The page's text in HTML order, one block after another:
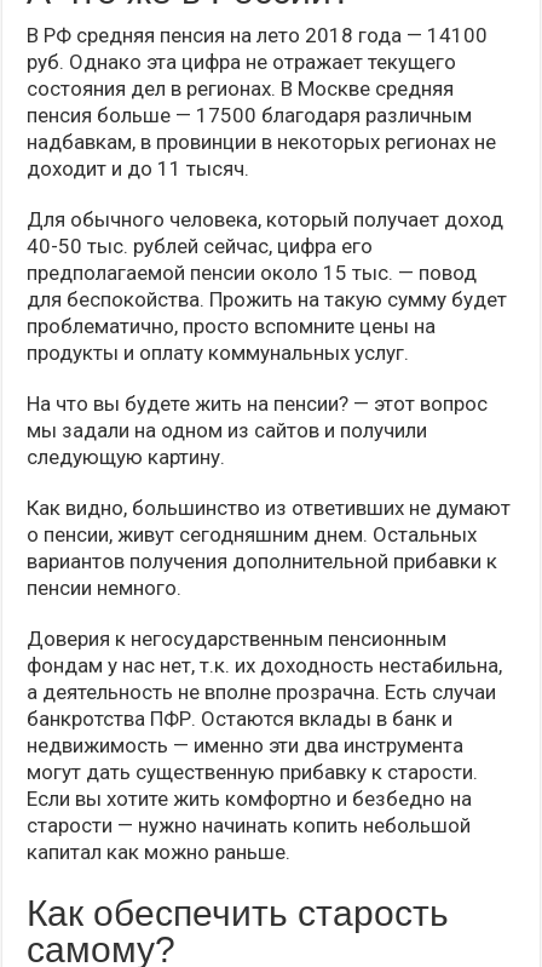
В РФ средняя пенсия на лето 2018 года — 14100
руб. Однако эта цифра не отражает текущего
состояния дел в регионах. В Москве средняя
пенсия больше — 17500 благодаря различным
надбавкам, в провинции в некоторых регионах не
доходит и до 11 тысяч.
Для обычного человека, который получает доход
40-50 тыс. рублей сейчас, цифра его
предполагаемой пенсии около 15 тыс. — повод
для беспокойства. Прожить на такую сумму будет
проблематично, просто вспомните цены на
продукты и оплату коммунальных услуг.
На что вы будете жить на пенсии? — этот вопрос
мы задали на одном из сайтов и получили
следующую картину.
Как видно, большинство из ответивших не думают
о пенсии, живут сегодняшним днем. Остальных
вариантов получения дополнительной прибавки к
пенсии немного.
Доверия к негосударственным пенсионным
фондам у нас нет, т.к. их доходность нестабильна,
а деятельность не вполне прозрачна. Есть случаи
банкротства ПФР. Остаются вклады в банк и
недвижимость — именно эти два инструмента
могут дать существенную прибавку к старости.
Если вы хотите жить комфортно и безбедно на
старости — нужно начинать копить небольшой
капитал как можно раньше.
Как обеспечить старость
самому?